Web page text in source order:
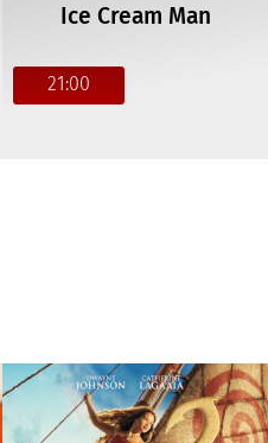
Ice Cream Man
21:00